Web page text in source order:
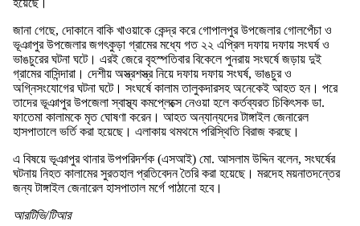
হয়েছে।
জানা গেছে, দোকানে বাকি খাওয়াকে কেন্দ্র করে গোপালপুর উপজেলার গোলপেঁচা ও
ভূঞাপুর উপজেলার জগৎকুড়া গ্রামের মধ্যে গত ২২ এপ্রিল দফায় দফায় সংঘর্ষ ও
ভাঙচুরের ঘটনা ঘটে। এরই জেরে বৃহস্পতিবার বিকেলে পুনরায় সংঘর্ষে জড়ায় দুই
গ্রামের বাসিন্দারা। দেশীয় অস্ত্রশস্ত্র নিয়ে দফায় দফায় সংঘর্ষ, ভাঙচুর ও
অগ্নিসংযোগের ঘটনা ঘটে। সংঘর্ষে কালাম তালুকদারসহ অনেকেই আহত হন। পরে
তাদের ভূঞাপুর উপজেলা স্বাস্থ্য কমপ্লেক্সে নেওয়া হলে কর্তব্যরত চিকিৎসক ডা.
ফাতেমা কালামকে মৃত ঘোষণা করেন। আহত অন্যান্যদের টাঙ্গাইল জেনারেল
হাসপাতালে ভর্তি করা হয়েছে। এলাকায় থমথমে পরিস্থিতি বিরাজ করছে।
এ বিষয়ে ভূঞাপুর থানার উপপরিদর্শক (এসআই) মো. আসলাম উদ্দিন বলেন, সংঘর্ষের
ঘটনায় নিহত কালামের সুরতহাল প্রতিবেদন তৈরি করা হয়েছে। মরদেহ ময়নাতদন্তের
জন্য টাঙ্গাইল জেনারেল হাসপাতাল মর্গে পাঠানো হবে।
আরটিভি/টিআর